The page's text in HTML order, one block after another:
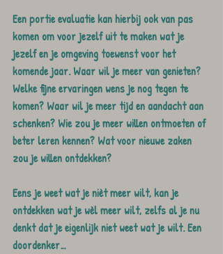
Een portie evaluatie kan hierbij ook van pas
komen om voor jezelf uit te maken wat je
jezelf en je omgeving toewenst voor het
komende jaar. Waar wil je meer van genieten?
Welke fijne ervaringen wens je nog tegen te
komen? Waar wil je meer tijd en aandacht aan
schenken? Wie zou je meer willen ontmoeten of
beter leren kennen? Wat voor nieuwe zaken
zou je willen ontdekken?
Eens je weet wat je nièt meer wilt, kan je
ontdekken wat je wèl meer wilt, zelfs al je nu
denkt dat je eigenlijk niet weet wat je wilt. Een
doordenker…